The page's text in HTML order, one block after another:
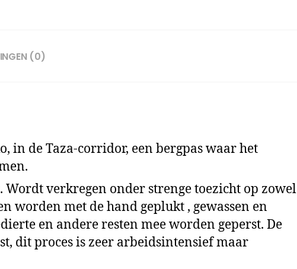
(0)
in de Taza-corridor, een bergpas waar het
verkregen onder strenge toezicht op zowel
worden met de hand geplukt , gewassen en
en andere resten mee worden geperst. De
dit proces is zeer arbeidsintensief maar